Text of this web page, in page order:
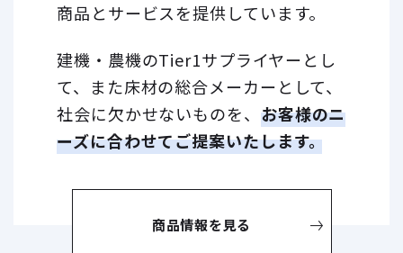
商品とサービスを提供しています。
建機・農機のTier1サプライヤーとし
て、また床材の総合メーカーとして、
社会に欠かせないものを、 お客様のニ
ーズに合わせてご提案いたします。
商品情報を見る